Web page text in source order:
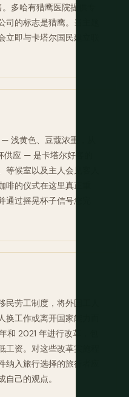
多哈有猎鹰医院提供专
的标志是猎鹰。当主题
即与卡塔尔国民建立联
浅黄色、豆蔻浓重，从
应 — 是卡塔尔好客的
候室以及主人会见客人
的仪式在这里真正重
过摇晃杯子信号您完
劳工制度，将外国工人
工作或离开国家能力而
2021 年进行改革，包
资。对这些改革实施程
入旅行选择的旅行者应
己的观点。